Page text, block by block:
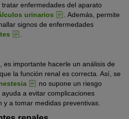
enfermedades del aparato
urinarios
. Además, permite
signos de enfermedades
es importante hacerle un análisis de
la función renal es correcta. Así, se
no supone un riesgo
a evitar complicaciones
a tomar medidas preventivas.